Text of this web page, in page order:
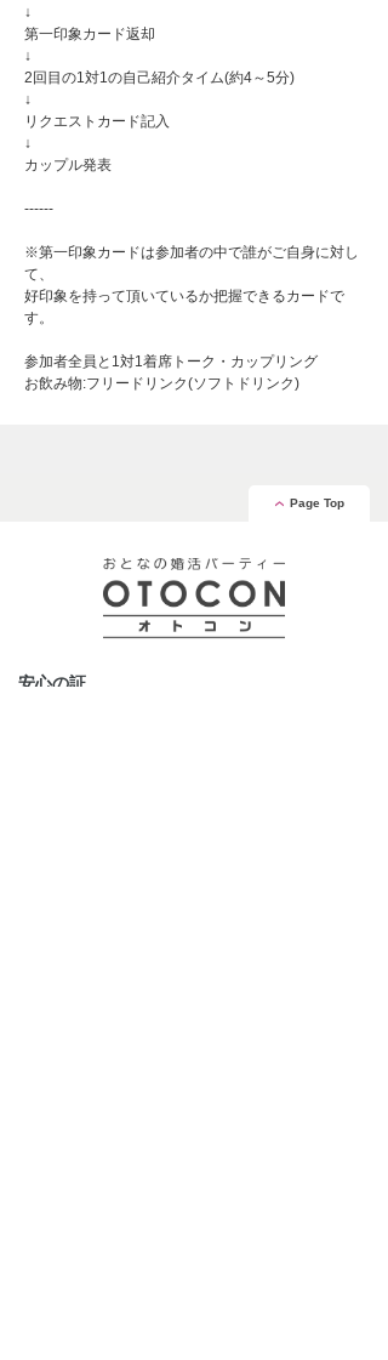
↓
第一印象カード返却
↓
2回目の1対1の自己紹介タイム(約4～5分)
↓
リクエストカード記入
↓
カップル発表
------
※第一印象カードは参加者の中で誰がご自身に対し
て、
好印象を持って頂いているか把握できるカードで
す。
参加者全員と1対1着席トーク・カップリング
お飲み物:フリードリンク(ソフトドリンク)
Page Top
安心の証